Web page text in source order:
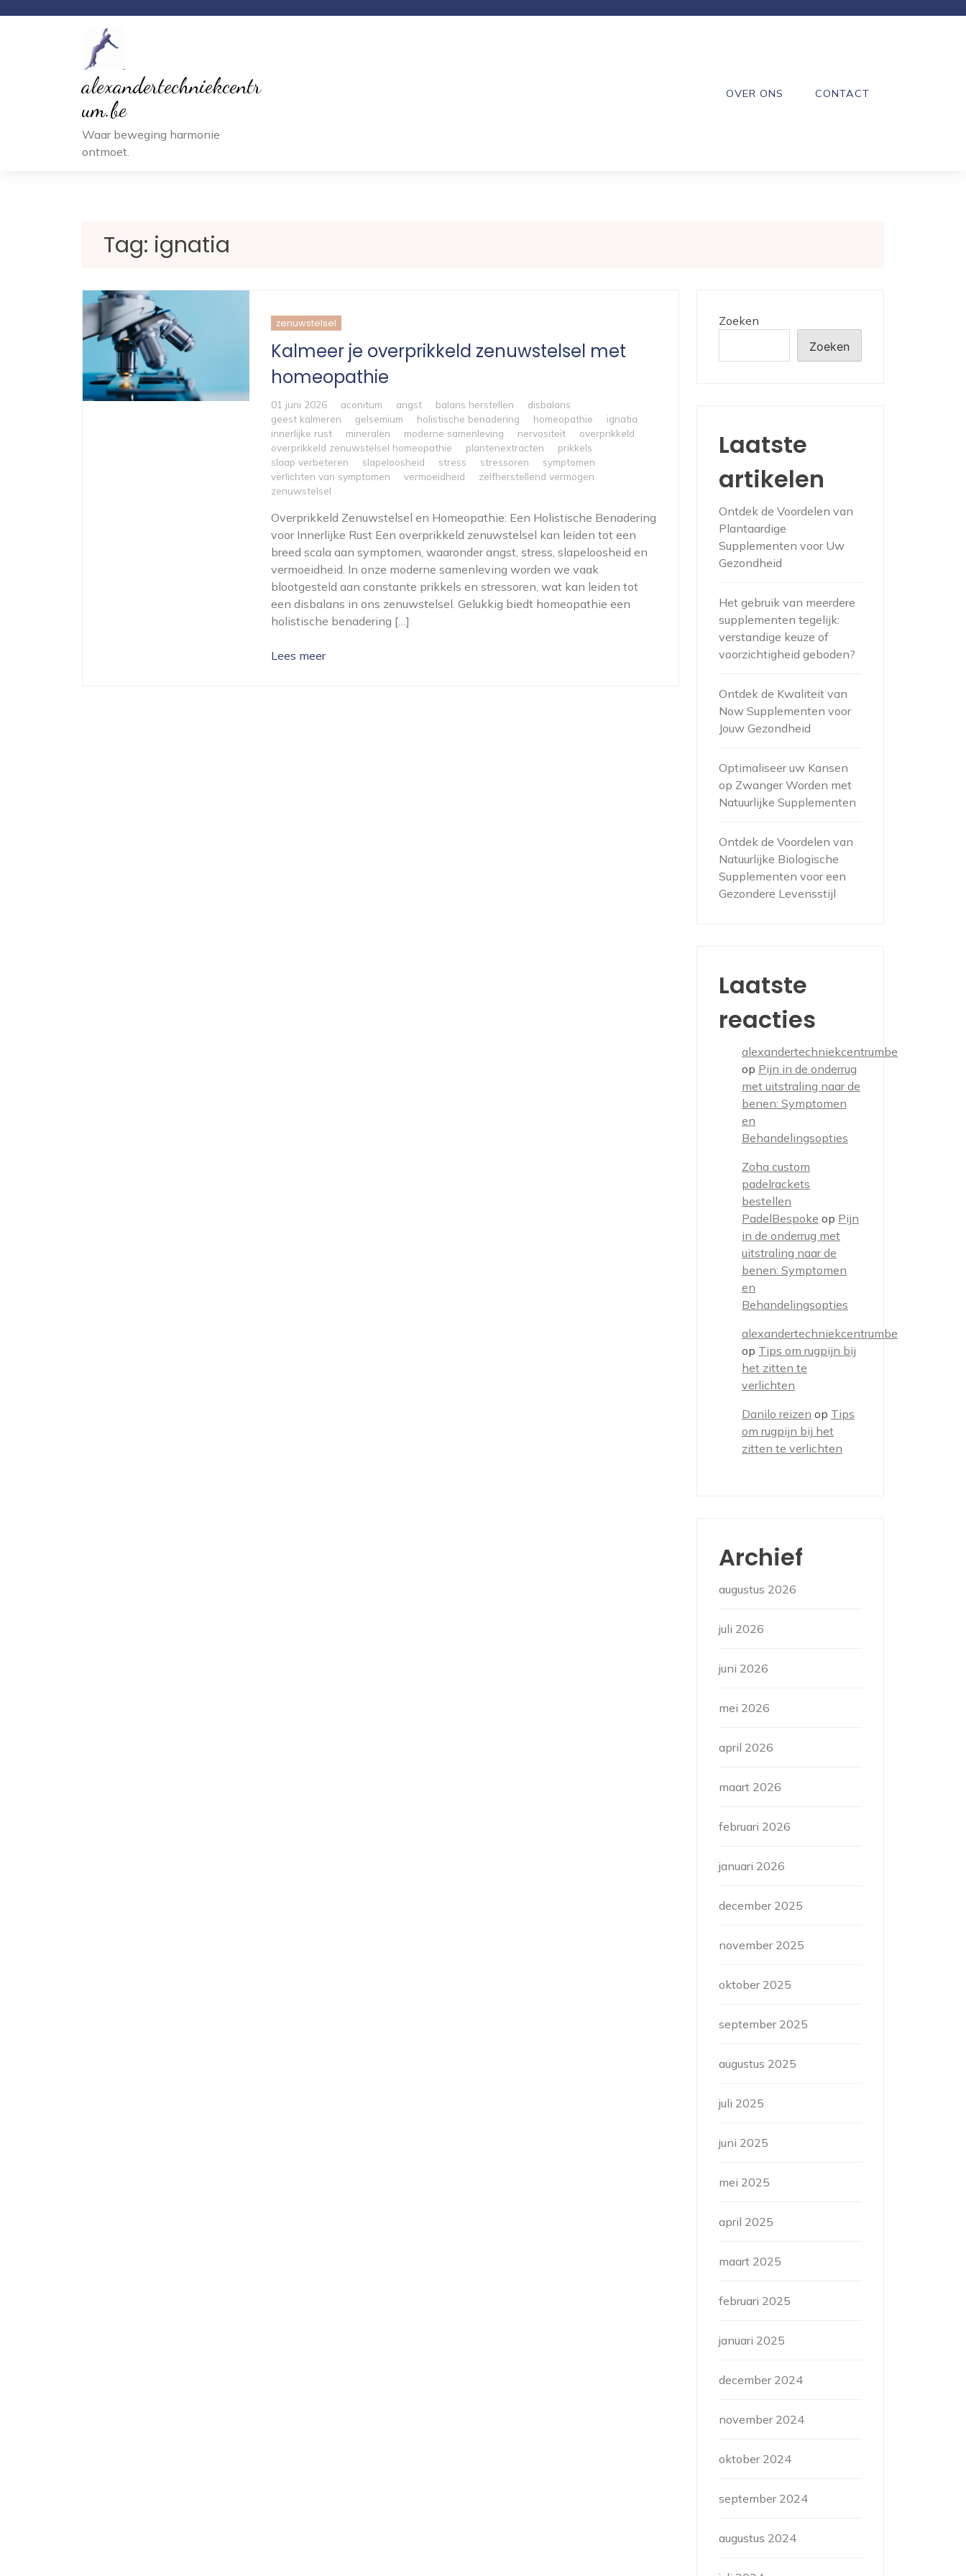
alexandertechniekcentr
um.be
Waar beweging harmonie
ontmoet.
OVER ONS CONTACT
Tag: ignatia
zenuwstelsel
Kalmeer je overprikkeld zenuwstelsel met
homeopathie
01 juni 2026 aconitum angst balans herstellen
disbalans
geest kalmeren
gelsemium holistische benadering homeopathie
ignatia
innerlijke rust
mineralen moderne samenleving nervositeit
overprikkeld
overprikkeld zenuwstelsel homeopathie
plantenextracten
prikkels
slaap verbeteren
slapeloosheid stress stressoren
symptomen
verlichten van symptomen
vermoeidheid
zelfherstellend vermogen
zenuwstelsel
Overprikkeld Zenuwstelsel en Homeopathie: Een Holistische Benadering
voor Innerlijke Rust Een overprikkeld zenuwstelsel kan leiden tot een
breed scala aan symptomen, waaronder angst, stress, slapeloosheid en
vermoeidheid. In onze moderne samenleving worden we vaak
blootgesteld aan constante prikkels en stressoren, wat kan leiden tot
een disbalans in ons zenuwstelsel. Gelukkig biedt homeopathie een
holistische benadering […]
Lees meer
Zoeken
Zoeken
Laatste
artikelen
Ontdek de Voordelen van
Plantaardige
Supplementen voor Uw
Gezondheid
Het gebruik van meerdere
supplementen tegelijk:
verstandige keuze of
voorzichtigheid geboden?
Ontdek de Kwaliteit van
Now Supplementen voor
Jouw Gezondheid
Optimaliseer uw Kansen
op Zwanger Worden met
Natuurlijke Supplementen
Ontdek de Voordelen van
Natuurlijke Biologische
Supplementen voor een
Gezondere Levensstijl
Laatste
reacties
alexandertechniekcentrumbe
op Pijn in de onderrug
met uitstraling naar de
benen: Symptomen
en
Behandelingsopties
Zoha custom
padelrackets
bestellen
PadelBespoke op Pijn
in de onderrug met
uitstraling naar de
benen: Symptomen
en
Behandelingsopties
alexandertechniekcentrumbe
op Tips om rugpijn bij
het zitten te
verlichten
Danilo reizen op Tips
om rugpijn bij het
zitten te verlichten
Archief
augustus 2026
juli 2026
juni 2026
mei 2026
april 2026
maart 2026
februari 2026
januari 2026
december 2025
november 2025
oktober 2025
september 2025
augustus 2025
juli 2025
juni 2025
mei 2025
april 2025
maart 2025
februari 2025
januari 2025
december 2024
november 2024
oktober 2024
september 2024
augustus 2024